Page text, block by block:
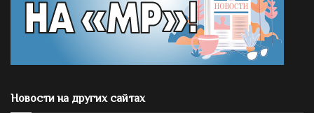
Новости на других сайтах